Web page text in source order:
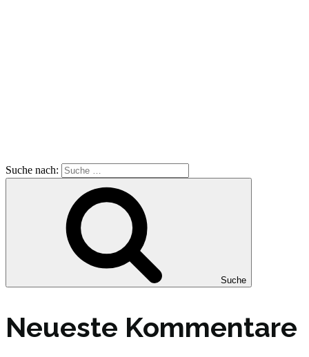
Suche nach:
Suche
Neueste Kommentare